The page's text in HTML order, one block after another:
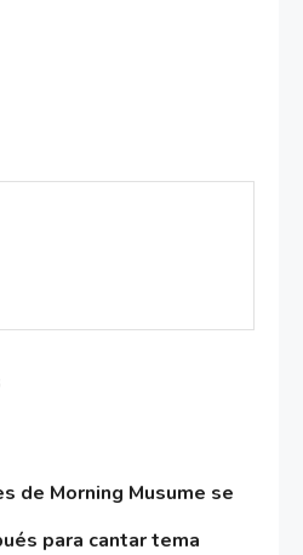
de Morning Musume se
para cantar tema